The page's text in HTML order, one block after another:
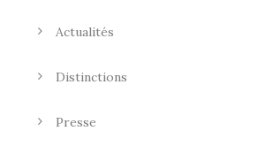
Actualités
Distinctions
Presse